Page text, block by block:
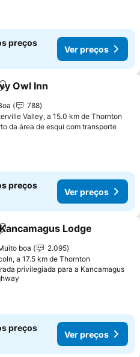
preços
Ver preços
aos favoritos
Owl Inn
788
Valley, a 15.0 km de Thornton
da área de esqui com transporte
preços
Ver preços
aos favoritos
Lodge
boa
2.095
a 17.5 km de Thornton
privilegiada para a Kancamagus
preços
Ver preços